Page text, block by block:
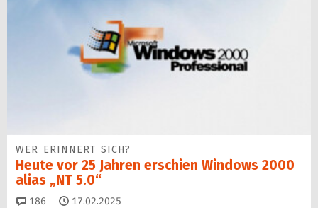
WER ERINNERT SICH?
Heute vor 25 Jahren erschien Windows 2000
alias „NT 5.0“
186 Kommentare
17.02.2025